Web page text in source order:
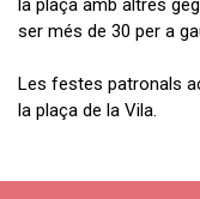
la plaça amb altres
ser més de 30 per a
Les festes patronals
la plaça de la Vila.